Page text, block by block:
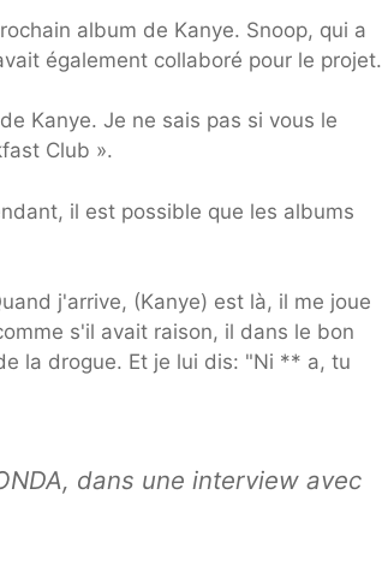
album de Kanye. Snoop, qui a
également collaboré pour le projet.
Kanye. Je ne sais pas si vous le
Club ».
il est possible que les albums
j'arrive, (Kanye) est là, il me joue
s'il avait raison, il dans le bon
la drogue. Et je lui dis: "Ni ** a, tu
dans une interview avec